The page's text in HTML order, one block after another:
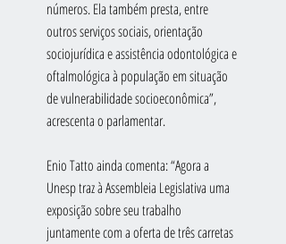
números. Ela também presta, entre
outros serviços sociais, orientação
sociojurídica e assistência odontológica e
oftalmológica à população em situação
de vulnerabilidade socioeconômica”,
acrescenta o parlamentar.
Enio Tatto ainda comenta: “Agora a
Unesp traz à Assembleia Legislativa uma
exposição sobre seu trabalho
juntamente com a oferta de três carretas